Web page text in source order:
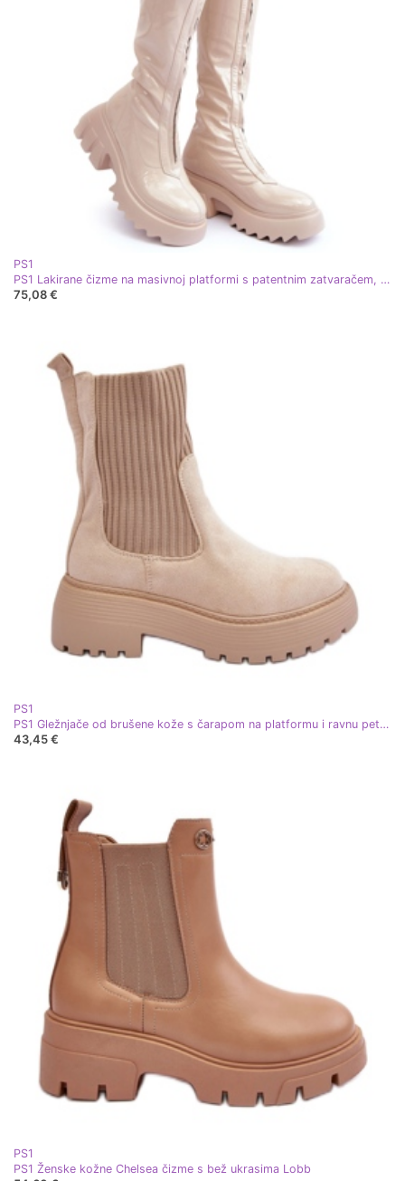
PS1
PS1 Lakirane čizme na masivnoj platformi s patentnim zatvaračem, Beige Ringo bež
75,08 €
PS1
PS1 Gležnjače od brušene kože s čarapom na platformu i ravnu petu, bež Rewam
43,45 €
PS1
PS1 Ženske kožne Chelsea čizme s bež ukrasima Lobb